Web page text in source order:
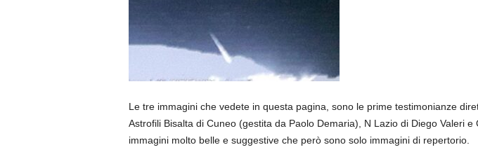
Le tre immagini che vedete in questa pagina, sono le prime testimonianze
Astrofili Bisalta di Cuneo (gestita da Paolo Demaria), N Lazio di Diego Valeri
immagini molto belle e suggestive che però sono solo immagini di repertorio.